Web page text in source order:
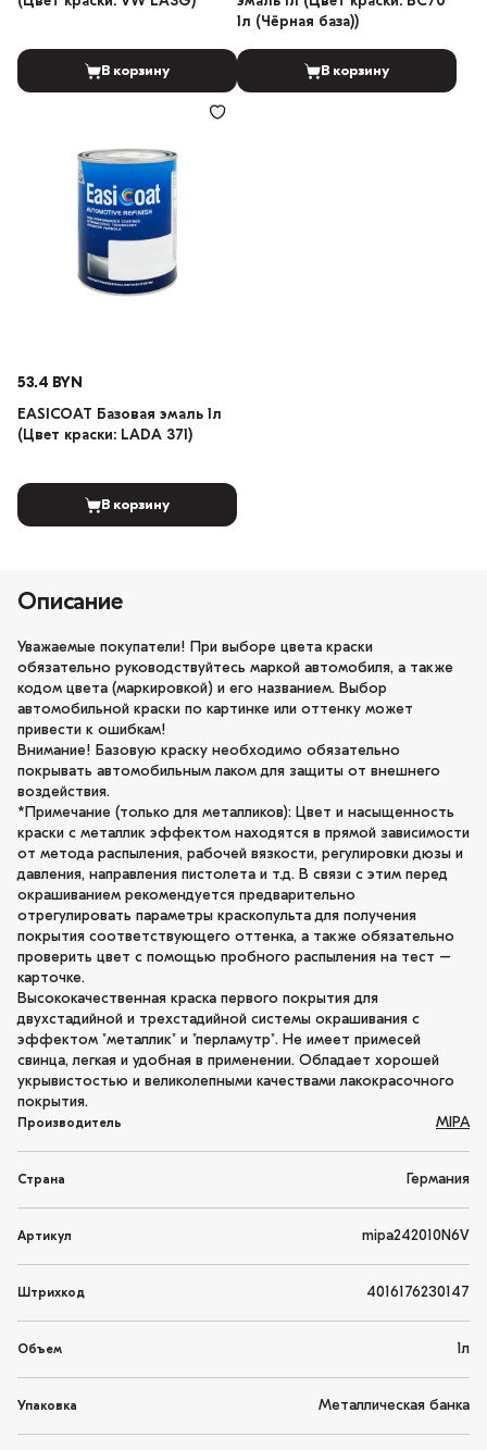
В корзину
1л (Чёрная база))
В корзину
53.4 BYN
EASICOAT Базовая эмаль 1л
(Цвет краски: LADA 371)
В корзину
Описание
Уважаемые покупатели! При выборе цвета краски
обязательно руководствуйтесь маркой автомобиля, а также
кодом цвета (маркировкой) и его названием. Выбор
автомобильной краски по картинке или оттенку может
привести к ошибкам!
Внимание! Базовую краску необходимо обязательно
покрывать автомобильным лаком для защиты от внешнего
воздействия.
*Примечание (только для металликов): Цвет и насыщенность
краски с металлик эффектом находятся в прямой зависимости
от метода распыления, рабочей вязкости, регулировки дюзы и
давления, направления пистолета и т.д. В связи с этим перед
окрашиванием рекомендуется предварительно
отрегулировать параметры краскопульта для получения
покрытия соответствующего оттенка, а также обязательно
проверить цвет с помощью пробного распыления на тест –
карточке.
Высококачественная краска первого покрытия для
двухстадийной и трехстадийной системы окрашивания с
эффектом "металлик" и "перламутр". Не имеет примесей
свинца, легкая и удобная в применении. Обладает хорошей
укрывистостью и великолепными качествами лакокрасочного
покрытия.
Производитель MIPA
Страна Германия
Артикул mipa242010N6V
Штрихкод 4016176230147
Объем 1л
Упаковка Металлическая банка